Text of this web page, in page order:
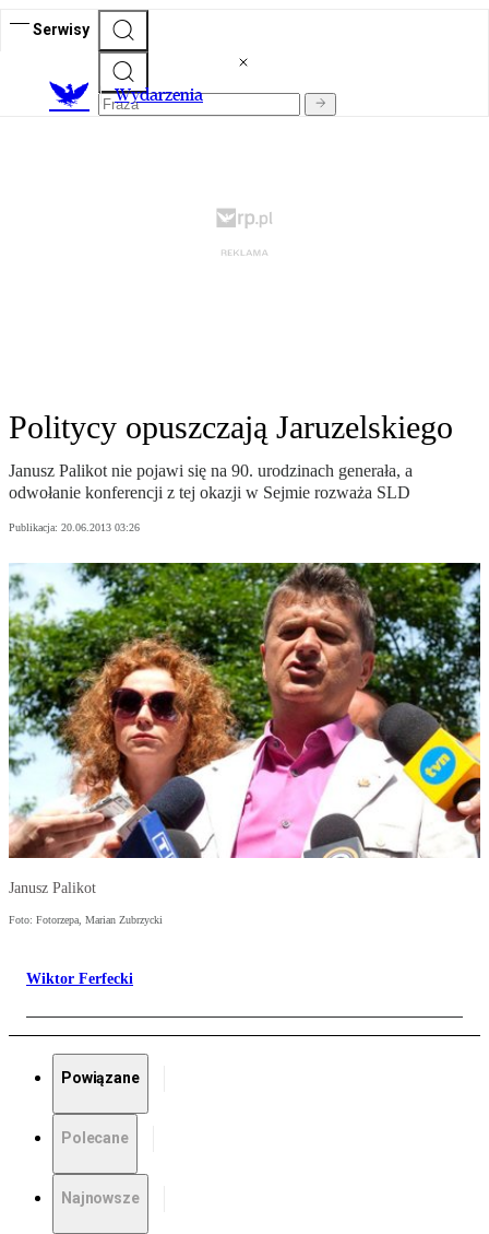
Serwisy
Wydarzenia
Politycy opuszczają Jaruzelskiego
Janusz Palikot nie pojawi się na 90. urodzinach generała, a
odwołanie konferencji z tej okazji w Sejmie rozważa SLD
Publikacja: 20.06.2013 03:26
Janusz Palikot
Foto: Fotorzepa, Marian Zubrzycki
Wiktor Ferfecki
Powiązane
Polecane
Najnowsze